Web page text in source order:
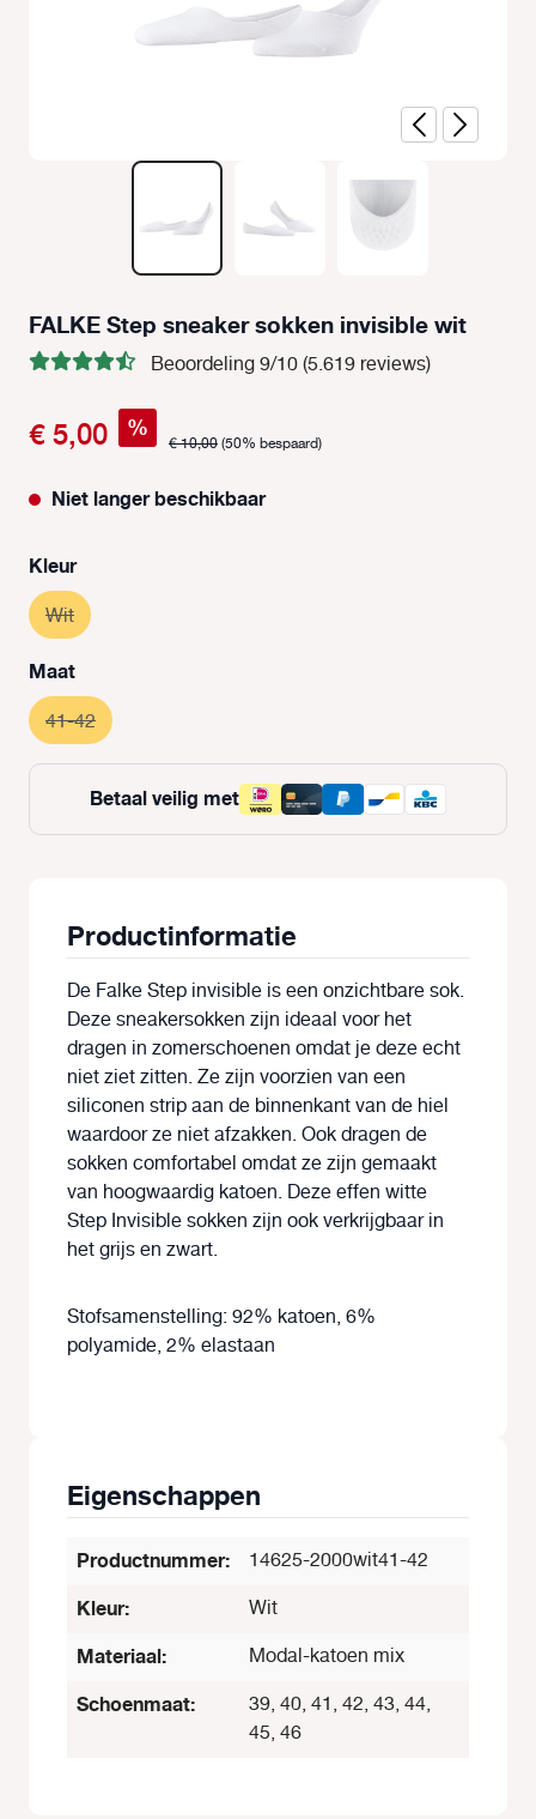
FALKE Step sneaker sokken invisible wit
Beoordeling 9/10 (5.619 reviews)
€ 5,00 % € 10,00(50% bespaard)
Niet langer beschikbaar
Selecteer
Kleur
Wit(Deze optie is momenteel niet beschikbaar.)
Selecteer
Maat
41-42(Deze optie is momenteel niet beschikbaar.)
Betaal veilig met
Productinformatie
De Falke Step invisible is een onzichtbare sok.
Deze sneakersokken zijn ideaal voor het
dragen in zomerschoenen omdat je deze echt
niet ziet zitten. Ze zijn voorzien van een
siliconen strip aan de binnenkant van de hiel
waardoor ze niet afzakken. Ook dragen de
sokken comfortabel omdat ze zijn gemaakt
van hoogwaardig katoen. Deze effen witte
Step Invisible sokken zijn ook verkrijgbaar in
het grijs en zwart.
Stofsamenstelling: 92% katoen, 6%
polyamide, 2% elastaan
Eigenschappen
Productnummer: 14625-2000wit41-42
Kleur: Wit
Materiaal: Modal-katoen mix
Schoenmaat:
39, 40, 41, 42, 43, 44,
45, 46